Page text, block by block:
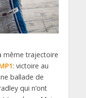
même trajectoire
: victoire au
ballade de
qui n’ont